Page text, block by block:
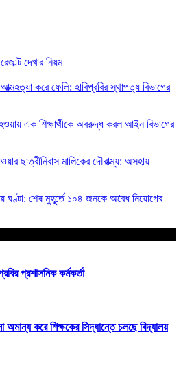
দেখার নিয়ম
করে ফেলি: হাবিপ্রবির স্থাপত্য বিভাগের
এক শিক্ষার্থীকে অবরুদ্ধ করল আইন বিভাগের
ছাত্রীনিবাস মালিকের দৌরাত্ম্য: অসহায়
ঘণ্টা: শেষ মুহূর্তে ১০৪ জনকে অবৈধ নিয়োগের
প্রশাসনিক কর্মকর্তা
অমান্য করে শিক্ষকের সিদ্ধান্তে চলছে বিদ্যালয়